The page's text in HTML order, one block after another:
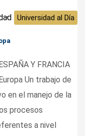
Universidad al Día
Y FRANCIA
Un trabajo de
en el manejo de la
procesos
a nivel